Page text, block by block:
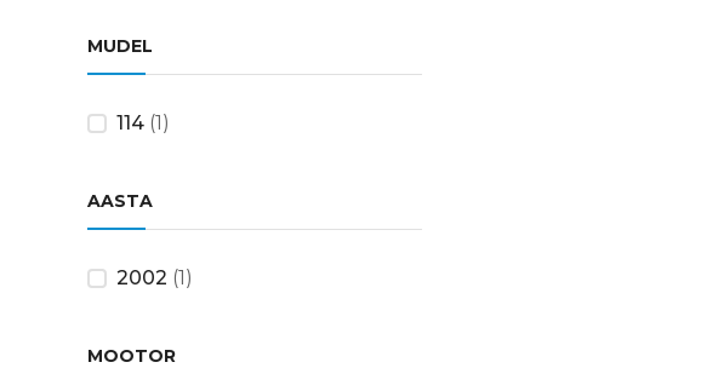
MUDEL
114 (1)
AASTA
2002 (1)
MOOTOR